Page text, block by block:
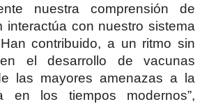
nuestra comprensión de
interactúa con nuestro sistema
contribuido, a un ritmo sin
en el desarrollo de vacunas
las mayores amenazas a la
en los tiempos modernos”,